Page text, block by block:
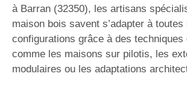
à Barran (32350), les artisans
maison bois savent s’adapter à toutes
configurations grâce à des techniques
comme les maisons sur pilotis, les
modulaires ou les adaptations